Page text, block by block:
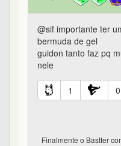
@sif importante ter
bermuda de gel
guidon tanto faz pq
nele
1 0
Finalmente o Bastter